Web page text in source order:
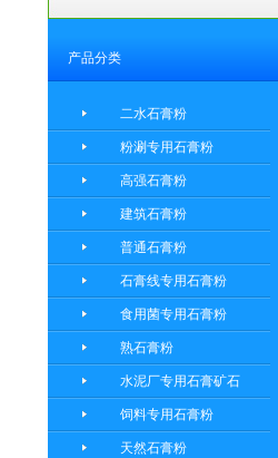
产品分类
二水石膏粉
粉涮专用石膏粉
高强石膏粉
建筑石膏粉
普通石膏粉
石膏线专用石膏粉
食用菌专用石膏粉
熟石膏粉
水泥厂专用石膏矿石
饲料专用石膏粉
天然石膏粉